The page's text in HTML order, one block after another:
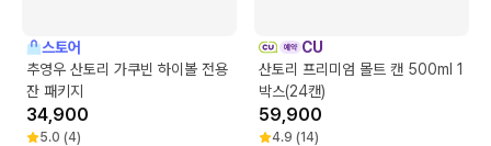
스토어
추영우 산토리 가쿠빈 하이볼 전용
잔 패키지
34,900
5.0 (4)
CU
산토리 프리미엄 몰트 캔 500ml 1
박스(24캔)
59,900
4.9 (14)